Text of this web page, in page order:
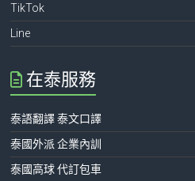
TikTok
Line
在泰服務
泰語翻譯 泰文口譯
泰國外派 企業內訓
泰國高球 代訂包車